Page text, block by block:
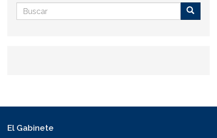
Formulario
de
El Gabinete